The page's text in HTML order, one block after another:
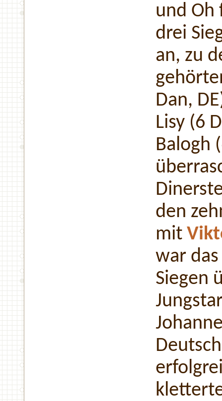
und Oh
drei
an, zu
Dan,
Lisy (6
Balogh
den
mit
war
Siegen